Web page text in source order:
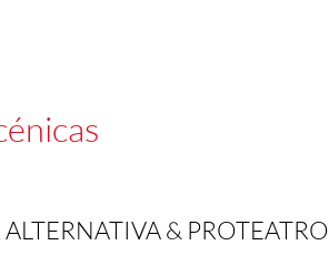
& PROTEATRO